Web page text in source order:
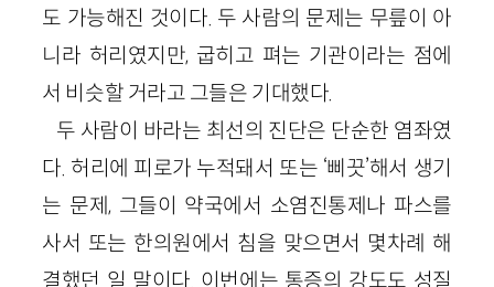
도 가능해진 것이다. 두 사람의 문제는 무릎이 아
니라 허리였지만, 굽히고 펴는 기관이라는 점에
서 비슷할 거라고 그들은 기대했다.
두 사람이 바라는 최선의 진단은 단순한 염좌였
다. 허리에 피로가 누적돼서 또는 ‘삐끗’해서 생기
는 문제, 그들이 약국에서 소염진통제나 파스를
사서 또는 한의원에서 침을 맞으면서 몇차례 해
결했던 일 말이다. 이번에는 통증의 강도도 성질